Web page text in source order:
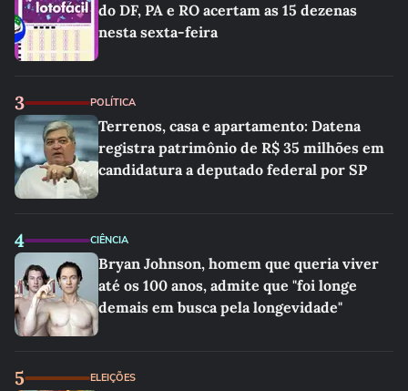
do DF, PA e RO acertam as 15 dezenas
nesta sexta-feira
3 POLÍTICA
Terrenos, casa e apartamento: Datena
registra patrimônio de R$ 35 milhões em
candidatura a deputado federal por SP
4 CIÊNCIA
Bryan Johnson, homem que queria viver
até os 100 anos, admite que "foi longe
demais em busca pela longevidade"
5 ELEIÇÕES